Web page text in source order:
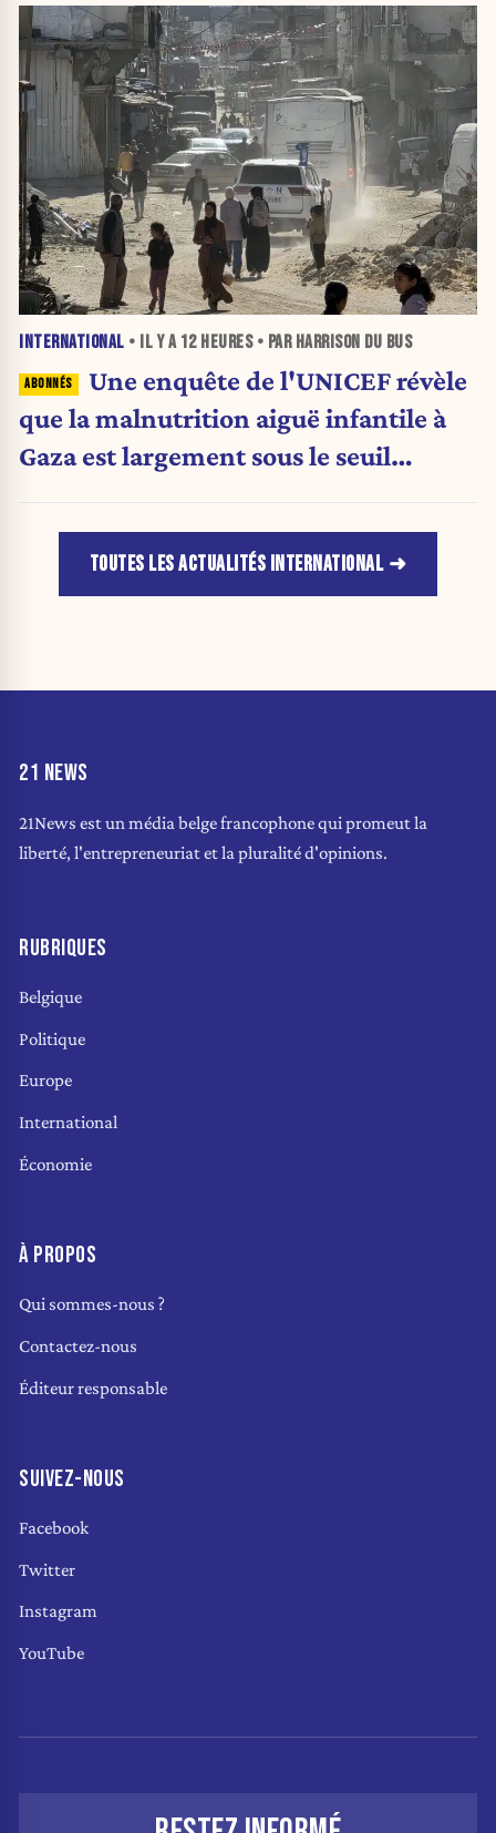
INTERNATIONAL • IL Y A 12 HEURES• PAR HARRISON DU BUS
Une enquête de l'UNICEF révèle
que la malnutrition aiguë infantile à
Gaza est largement sous le seuil
TOUTES LES ACTUALITÉS INTERNATIONAL
21 NEWS
21News est un média belge francophone qui promeut la
liberté, l'entrepreneuriat et la pluralité d'opinions.
RUBRIQUES
Belgique
Politique
Europe
International
Économie
À PROPOS
Qui sommes-nous ?
Contactez-nous
Éditeur responsable
SUIVEZ-NOUS
Facebook
Twitter
Instagram
YouTube